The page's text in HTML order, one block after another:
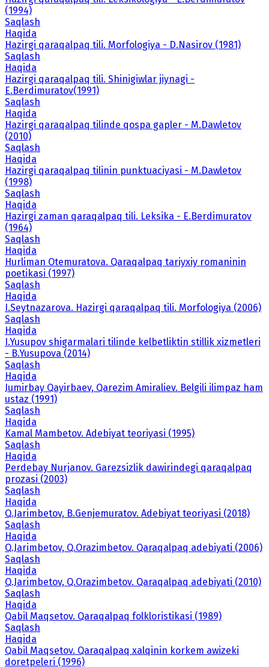
(1994)
Saqlash
Haqida
Hazirgi qaraqalpaq tili. Morfologiya - D.Nasirov (1981)
Saqlash
Haqida
Hazirgi qaraqalpaq tili. Shinigiwlar jiynagi -
E.Berdimuratov(1991)
Saqlash
Haqida
Hazirgi qaraqalpaq tilinde qospa gapler - M.Dawletov
(2010)
Saqlash
Haqida
Hazirgi qaraqalpaq tilinin punktuaciyasi - M.Dawletov
(1998)
Saqlash
Haqida
Hazirgi zaman qaraqalpaq tili. Leksika - E.Berdimuratov
(1964)
Saqlash
Haqida
Hurliman Otemuratova. Qaraqalpaq tariyxiy romaninin
poetikasi (1997)
Saqlash
Haqida
I.Seytnazarova. Hazirgi qaraqalpaq tili. Morfologiya (2006)
Saqlash
Haqida
I.Yusupov shigarmalari tilinde kelbetliktin stillik xizmetleri
- B.Yusupova (2014)
Saqlash
Haqida
Jumirbay Qayirbaev, Qarezim Amiraliev. Belgili ilimpaz ham
ustaz (1991)
Saqlash
Haqida
Kamal Mambetov. Adebiyat teoriyasi (1995)
Saqlash
Haqida
Perdebay Nurjanov. Garezsizlik dawirindegi qaraqalpaq
prozasi (2003)
Saqlash
Haqida
Q.Jarimbetov, B.Genjemuratov. Adebiyat teoriyasi (2018)
Saqlash
Haqida
Q.Jarimbetov, Q.Orazimbetov. Qaraqalpaq adebiyati (2006)
Saqlash
Haqida
Q.Jarimbetov, Q.Orazimbetov. Qaraqalpaq adebiyati (2010)
Saqlash
Haqida
Qabil Maqsetov. Qaraqalpaq folkloristikasi (1989)
Saqlash
Haqida
Qabil Maqsetov. Qaraqalpaq xalqinin korkem awizeki
doretpeleri (1996)